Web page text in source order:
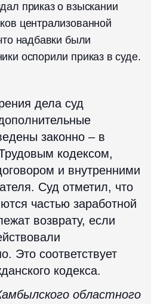
приказ о взыскании
централизованной
надбавки были
оспорили приказ в суде.
дела суд
законно – в
кодексом,
и внутренними
Суд отметил, что
частью заработной
возврату, если
Это соответствует
кодекса.
областного